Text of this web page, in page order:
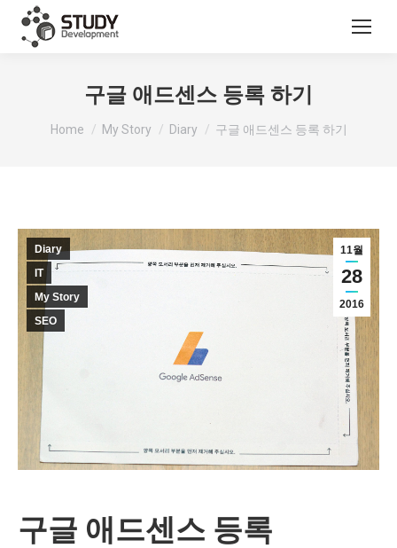
구글 애드센스 등록 하기
You are here:
Home My Story Diary 구글 애드센스 등록 하기
11월
28
2016
Diary
IT
My Story
SEO
구글 애드센스 등록